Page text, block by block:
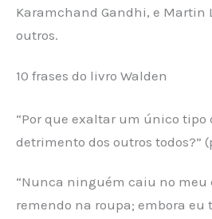
Karamchand Gandhi, e Martin
outros.
10 frases do livro Walden
“Por que exaltar um único tipo
detrimento dos outros todos?”
“Nunca ninguém caiu no meu
remendo na roupa; embora eu